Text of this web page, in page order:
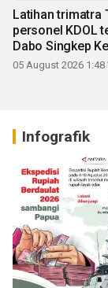
Latihan trimatra
personel KDOL
Dabo Singkep
05 August 2026 1:48
Infografik